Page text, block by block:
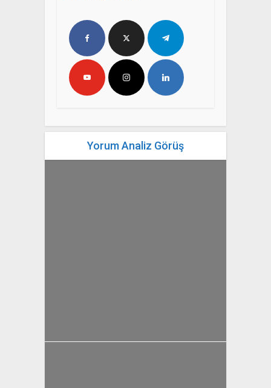
Yorum Analiz Görüş